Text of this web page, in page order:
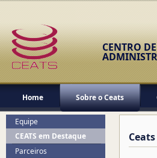
CENTRO
Home Sobre o Ceats
Equipe
CEATS em Destaque
Parceiros